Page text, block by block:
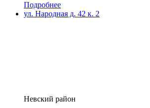
Подробнее
ул. Народная д. 42 к. 2
Невский район